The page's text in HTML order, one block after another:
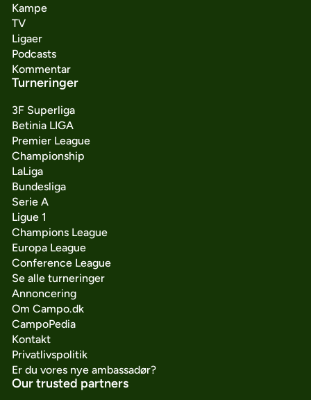
Kampe
TV
Ligaer
Podcasts
Kommentar
Turneringer
3F Superliga
Betinia LIGA
Premier League
Championship
LaLiga
Bundesliga
Serie A
Ligue 1
Champions League
Europa League
Conference League
Se alle turneringer
Annoncering
Om Campo.dk
CampoPedia
Kontakt
Privatlivspolitik
Er du vores nye ambassadør?
Our trusted partners